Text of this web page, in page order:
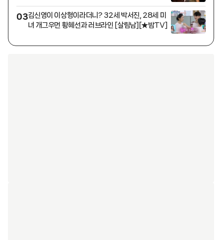
03김신영이 이상형이라더니? 32세 박서진, 28세 미
녀 개그우먼 황혜선과 러브라인 [살림남][★밤TV]